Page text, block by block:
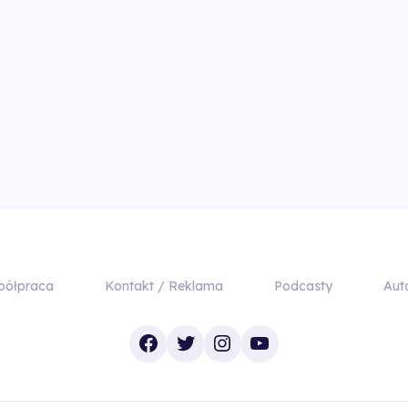
Kontakt / Reklama Podcasty
Facebook
TwitterInstagram
YouTube